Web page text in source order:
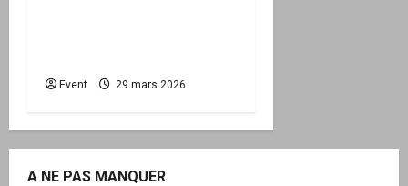
Event 29 mars 2026
A NE PAS MANQUER